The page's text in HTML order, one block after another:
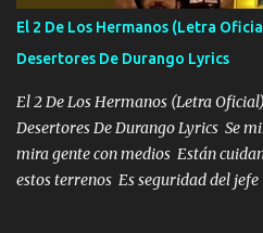
tirante andamos mi carnal atento a
se ve limpio el camino nos
misma piedra me vuelvo a tropezar
en corto me tiró a per...
El 2 De Los Hermanos (Letra
Desertores De Durango Lyrics
El 2 De Los Hermanos (Letra
Desertores De Durango Lyrics Se
mira gente con medios Están
estos terrenos Es seguridad del